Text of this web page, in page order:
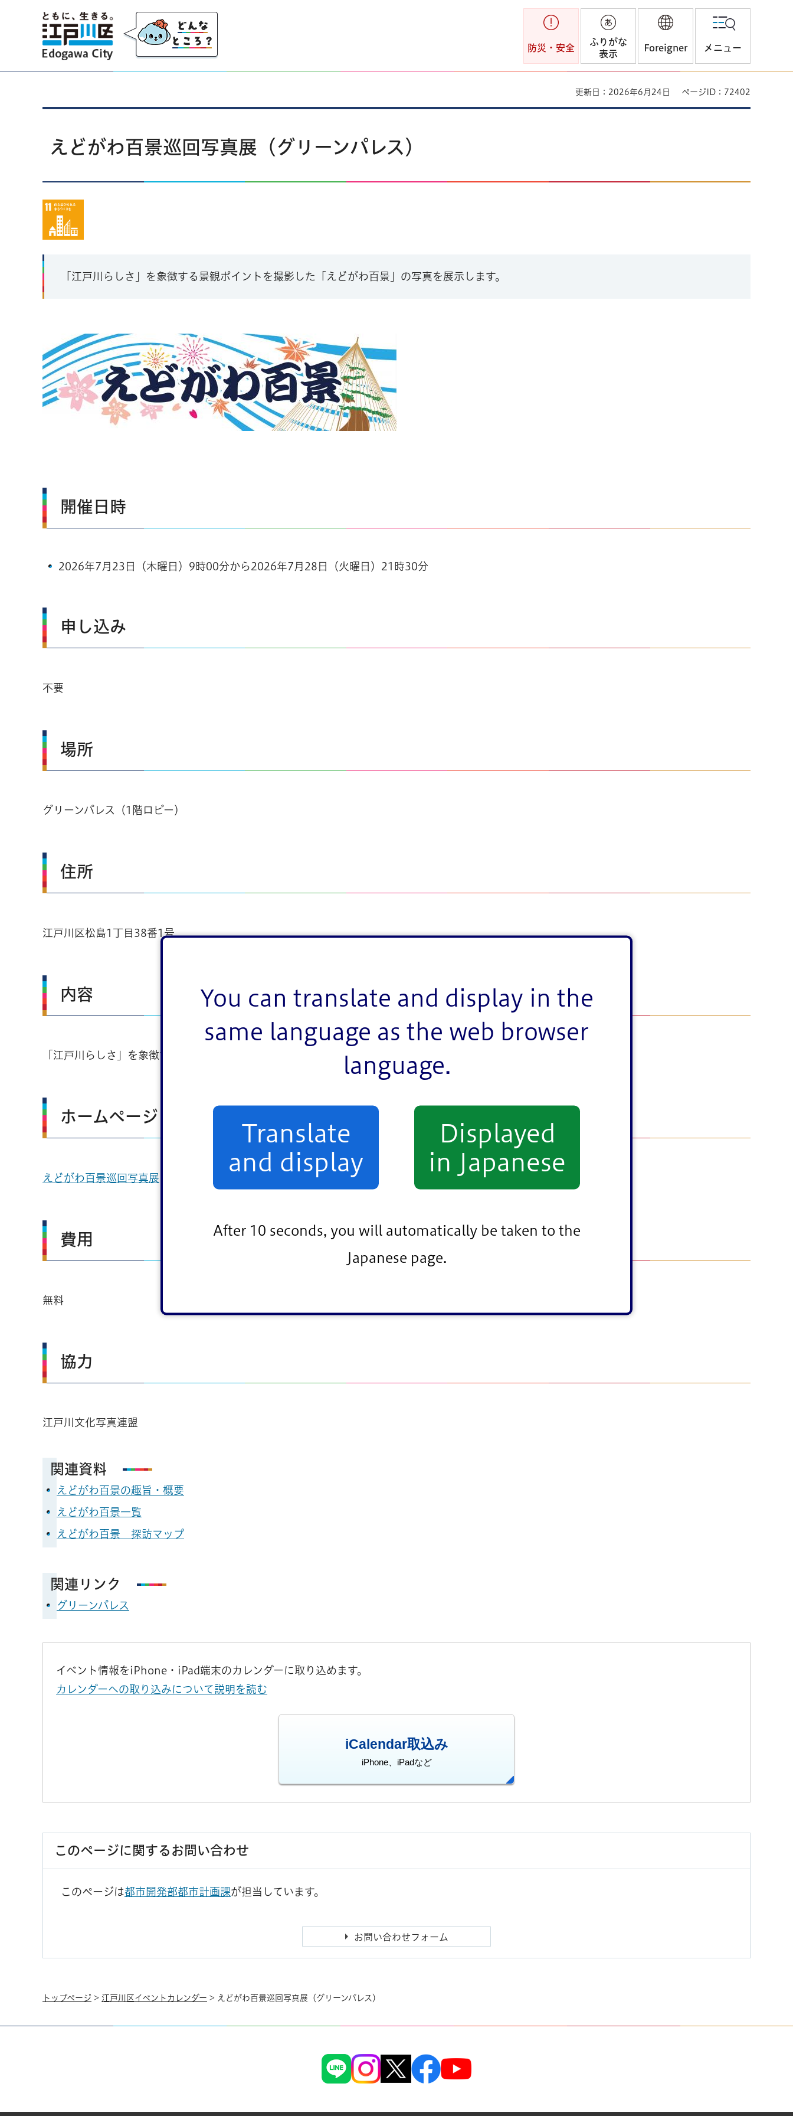
You can translate and display in the
same language as the web browser
language.
Translate
and display
Displayed
in Japanese
After 10 seconds, you will automatically be taken to the
Japanese page.
江戸川区
防災・安全
ふりがな
表示
Foreigner メニュー
更新日：2026年6月24日 ページID：72402
えどがわ百景巡回写真展（グリーンパレス）
「江戸川らしさ」を象徴する景観ポイントを撮影した「えどがわ百景」の写真を展示します。
開催日時
2026年7月23日（木曜日）9時00分から2026年7月28日（火曜日）21時30分
申し込み
不要
場所
グリーンパレス（1階ロビー）
住所
江戸川区松島1丁目38番1号
内容
「江戸川らしさ」を象徴する景観ポイントを撮影した「えどがわ百景」の写真を展示します。
ホームページ
えどがわ百景巡回写真展
費用
無料
協力
江戸川文化写真連盟
関連資料
えどがわ百景の趣旨・概要
えどがわ百景一覧
えどがわ百景 探訪マップ
関連リンク
グリーンパレス
イベント情報をiPhone・iPad端末のカレンダーに取り込めます。
カレンダーへの取り込みについて説明を読む
iCalendar取込み
iPhone、iPadなど
このページに関するお問い合わせ
このページは都市開発部都市計画課が担当しています。
トップページ > 江戸川区イベントカレンダー > えどがわ百景巡回写真展（グリーンパレス）